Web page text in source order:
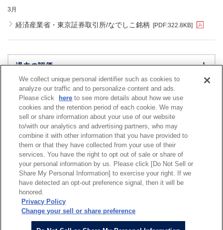
3月
経済産業省・東京証券取引所/なでしこ銘柄 [PDF:322.8KB]
過去の評価
サイトマップ
当ウェブサイトに関する利用条件
個人情報保護について
ソーシャルメディアポリシー
We collect unique personal identifier such as cookies to
analyze our traffic and to personalize content and ads.
Please click
here to see more details about how we use
cookies and the retention period of each cookie. We may
sell or share information about your use of our website
to/with our analytics and advertising partners, who may
combine it with other information that you have provided to
them or that they have collected from your use of their
services. You have the right to opt out of sale or share of
your personal information by us. Please click [Do Not Sell or
Share My Personal Information] to exercise your right. If we
have detected an opt-out preference signal, then it will be
honored.
Privacy Policy
Change your sell or share preference